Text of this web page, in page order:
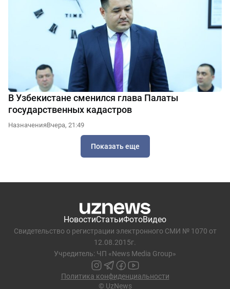
В Узбекистане сменился глава Палаты
государственных кадастров
НазначенияВчера, 21:49
Показать еще
НовостиСтатьиФотоВидео
Свидетельство о регистрации электронного СМИ № 1070 от
12.08.2015г.
Учредитель: ЧП «News Media Group»
Политика конфиденциальности
© UzNews